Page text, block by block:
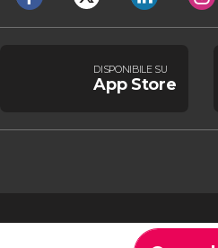
DISPONIBILE SU
App Store